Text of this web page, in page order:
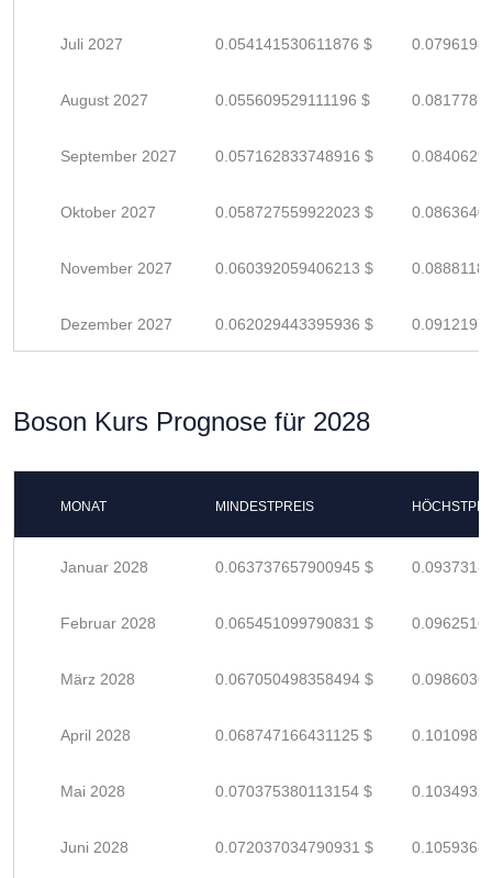
Juli 2027 0.054141530611876 $
August 2027 0.055609529111196 $
September 2027 0.057162833748916 $
Oktober 2027 0.058727559922023 $
November 2027 0.060392059406213 $
Dezember 2027 0.062029443395936 $
Boson Kurs Prognose für 2028
MONAT MINDESTPREIS
Januar 2028 0.063737657900945 $
Februar 2028 0.065451099790831 $
März 2028 0.067050498358494 $
April 2028 0.068747166431125 $
Mai 2028 0.070375380113154 $
Juni 2028 0.072037034790931 $